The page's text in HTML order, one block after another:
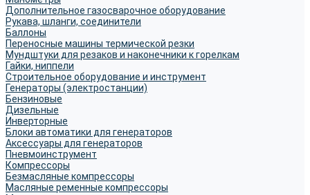
Дополнительное газосварочное оборудование
Рукава, шланги, соединители
Баллоны
Переносные машины термической резки
Мундштуки для резаков и наконечники к горелкам
Гайки, ниппели
Строительное оборудование и инструмент
Генераторы (электростанции)
Бензиновые
Дизельные
Инверторные
Блоки автоматики для генераторов
Аксессуары для генераторов
Пневмоинструмент
Компрессоры
Безмасляные компрессоры
Масляные ременные компрессоры